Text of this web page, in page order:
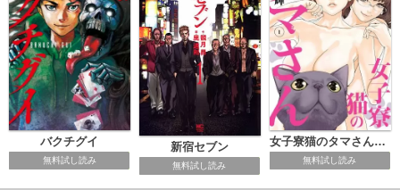
バクチグイ
無料試し読み
新宿セブン
無料試し読み
女子寮猫のタマさん【電子限定特典付き】
無料試し読み